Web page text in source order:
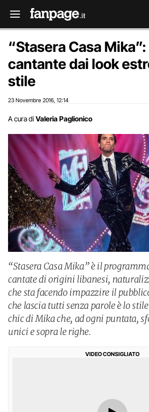
“Stasera Casa
cantante dai look
stile
23 Novembre 2016 12:14
A cura di Valeria Paglionico
“Stasera Casa Mika” è il
cantate di origini libanesi,
che sta facendo impazzire il
che lascia tutti senza parole è lo
chic di Mika che, ad ogni puntata,
unici e sopra le righe.
VIDEO CONSIGLIATO